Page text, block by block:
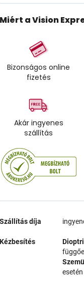
Miért a Vision
Bizonságos online
fizetés
Akár ingyenes
szállítás
Szállítás díja
Kézbesítés